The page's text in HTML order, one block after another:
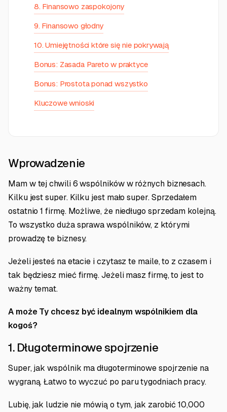
8. Finansowo zaspokojony
9. Finansowo głodny
10. Umiejętności które się nie pokrywają
Bonus: Zasada Pareto w praktyce
Bonus: Prostota ponad wszystko
Kluczowe wnioski
Wprowadzenie
Mam w tej chwili 6 wspólników w różnych biznesach.
Kilku jest super. Kilku jest mało super. Sprzedałem
ostatnio 1 firmę. Możliwe, że niedługo sprzedam kolejną.
To wszystko duża sprawa wspólników, z którymi
prowadzę te biznesy.
Jeżeli jesteś na etacie i czytasz te maile, to z czasem i
tak będziesz mieć firmę. Jeżeli masz firmę, to jest to
ważny temat.
A może Ty chcesz być idealnym wspólnikiem dla
kogoś?
1. Długoterminowe spojrzenie
Super, jak wspólnik ma długoterminowe spojrzenie na
wygraną. Łatwo to wyczuć po paru tygodniach pracy.
Lubię, jak ludzie nie mówią o tym, jak zarobić 10,000